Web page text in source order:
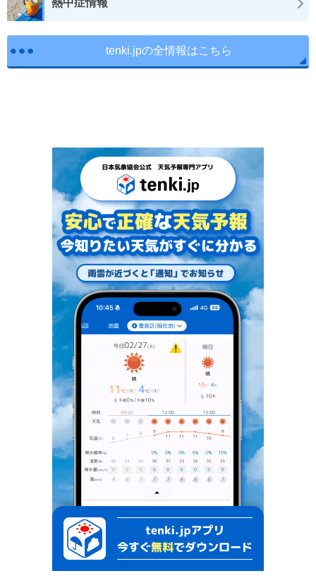
熱中症情報
tenki.jpの全情報はこちら